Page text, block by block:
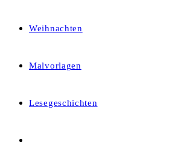
Weihnachten
Malvorlagen
Lesegeschichten